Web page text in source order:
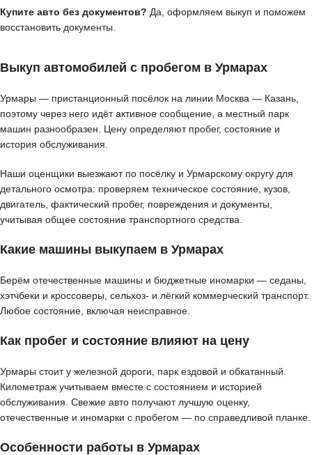
Купите авто без документов? Да, оформляем выкуп и поможем
восстановить документы.
Выкуп автомобилей с пробегом в Урмарах
Урмары — пристанционный посёлок на линии Москва — Казань,
поэтому через него идёт активное сообщение, а местный парк
машин разнообразен. Цену определяют пробег, состояние и
история обслуживания.
Наши оценщики выезжают по посёлку и Урмарскому округу для
детального осмотра: проверяем техническое состояние, кузов,
двигатель, фактический пробег, повреждения и документы,
учитывая общее состояние транспортного средства.
Какие машины выкупаем в Урмарах
Берём отечественные машины и бюджетные иномарки — седаны,
хэтчбеки и кроссоверы, сельхоз- и лёгкий коммерческий транспорт.
Любое состояние, включая неисправное.
Как пробег и состояние влияют на цену
Урмары стоит у железной дороги, парк ездовой и обкатанный.
Километраж учитываем вместе с состоянием и историей
обслуживания. Свежие авто получают лучшую оценку,
отечественные и иномарки с пробегом — по справедливой планке.
Особенности работы в Урмарах